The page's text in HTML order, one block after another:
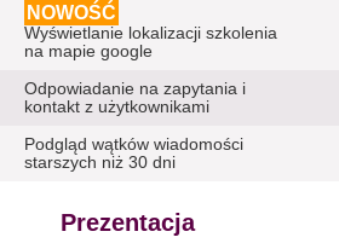
NOWOŚĆ
Wyświetlanie lokalizacji szkolenia
na mapie google
Odpowiadanie na zapytania i
kontakt z użytkownikami
Podgląd wątków wiadomości
starszych niż 30 dni
Prezentacja